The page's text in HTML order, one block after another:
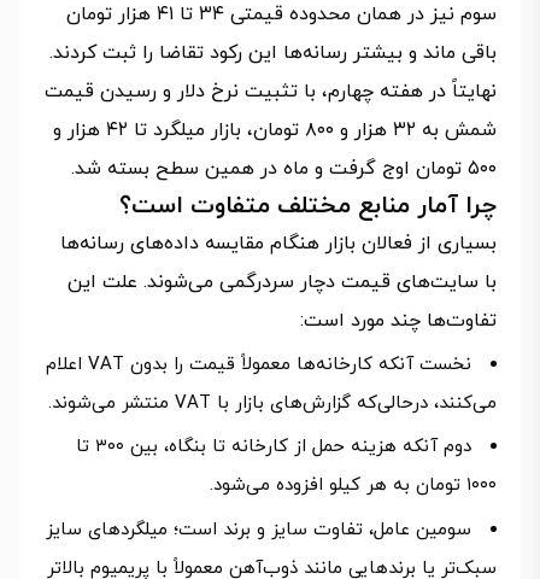
سوم نیز در همان محدوده قیمتی ۳۴ تا ۴۱ هزار تومان
باقی ماند و بیشتر رسانه‌ها این رکود تقاضا را ثبت کردند.
نهایتاً در هفته چهارم، با تثبیت نرخ دلار و رسیدن قیمت
شمش به ۳۲ هزار و ۸۰۰ تومان، بازار میلگرد تا ۴۲ هزار و
۵۰۰ تومان اوج گرفت و ماه در همین سطح بسته شد.
چرا آمار منابع مختلف متفاوت است؟
بسیاری از فعالان بازار هنگام مقایسه داده‌های رسانه‌ها
با سایت‌های قیمت دچار سردرگمی می‌شوند. علت این
تفاوت‌ها چند مورد است:
نخست آنکه کارخانه‌ها معمولاً قیمت را بدون VAT اعلام
می‌کنند، درحالی‌که گزارش‌های بازار با VAT منتشر می‌شوند.
دوم آنکه هزینه حمل از کارخانه تا بنگاه، بین ۳۰۰ تا
۱۰۰۰ تومان به هر کیلو افزوده می‌شود.
سومین عامل، تفاوت سایز و برند است؛ میلگردهای سایز
سبک‌تر یا برندهایی مانند ذوب‌آهن معمولاً با پریمیوم بالاتر